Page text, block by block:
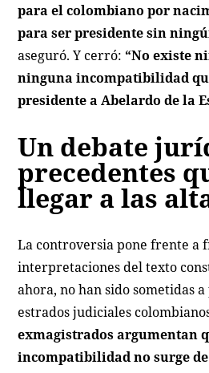
para el colombiano por
para ser presidente sin
aseguró. Y cerró: “No existe
ninguna incompatibilidad
presidente a Abelardo de la
Un debate
precedentes
llegar a las
La controversia pone frente a
interpretaciones del texto
ahora, no han sido sometidas
estrados judiciales
exmagistrados argumentan
incompatibilidad no surge